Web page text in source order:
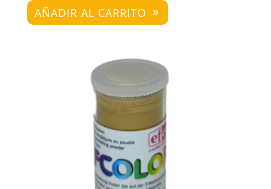
AÑADIR AL CARRITO